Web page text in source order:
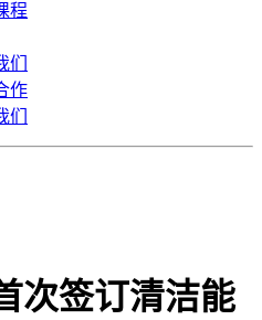
程
们
作
们
次签订清洁能